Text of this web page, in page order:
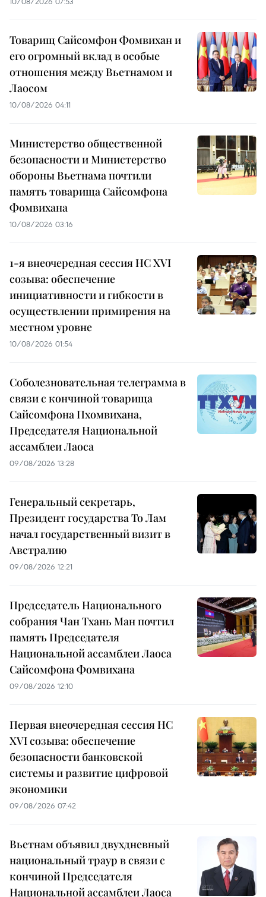
Товарищ Сайсомфон Фомвихан и
его огромный вклад в особые
отношения между Вьетнамом и
Лаосом
10/08/2026 04:11
Министерство общественной
безопасности и Министерство
обороны Вьетнама почтили
память товарища Сайсомфона
Фомвихана
10/08/2026 03:16
1-я внеочередная сессия НС XVI
созыва: обеспечение
инициативности и гибкости в
осуществлении примирения на
местном уровне
10/08/2026 01:54
Соболезновательная телеграмма в
связи с кончиной товарища
Сайсомфона Пхомвихана,
Председателя Национальной
ассамблеи Лаоса
09/08/2026 13:28
Генеральный секретарь,
Президент государства То Лам
начал государственный визит в
Австралию
09/08/2026 12:21
Председатель Национального
собрания Чан Тхань Ман почтил
память Председателя
Национальной ассамблеи Лаоса
Сайсомфона Фомвихана
09/08/2026 12:10
Первая внеочередная сессия НС
XVI созыва: обеспечение
безопасности банковской
системы и развитие цифровой
экономики
09/08/2026 07:42
Вьетнам объявил двухдневный
национальный траур в связи с
кончиной Председателя
Национальной ассамблеи Лаоса